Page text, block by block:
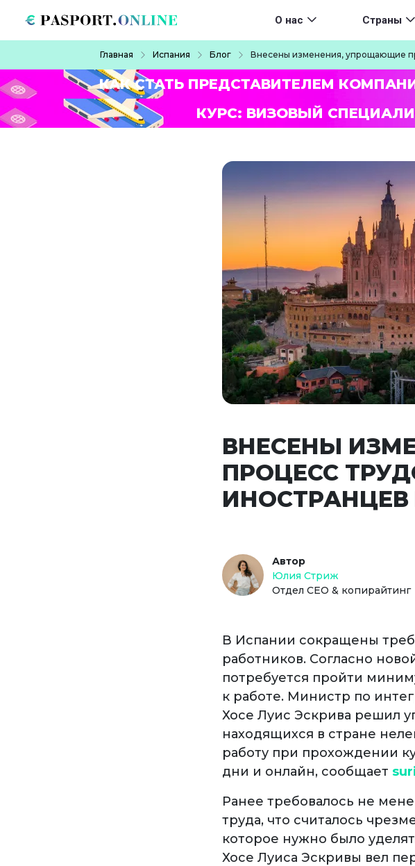
Main navigation
О нас Страны
Главная Испания Блог Внесены изменения, упрощающие
КАК СТАТЬ ПРЕДСТАВИТЕЛЕМ
КУРС: ВИЗОВЫЙ
ВНЕСЕНЫ
ПРОЦЕСС
Автор
Юлия Стриж
Отдел СЕО & копирайтинг
В Испании сокращены
работников. Согласно
потребуется пройти
к работе. Министр по
Хосе Луис Эскрива решил
находящихся в стране
работу при прохождении
дни и онлайн, сообщает
Ранее требовалось не
труда, что считалось
которое нужно было
Хосе Луиса Эскривы вел